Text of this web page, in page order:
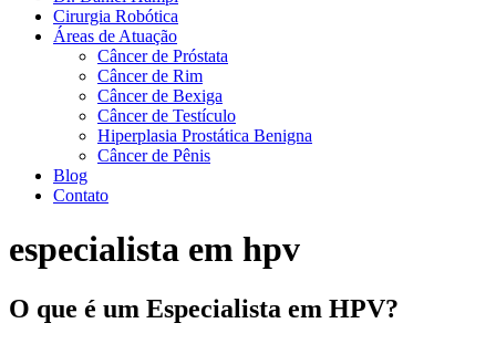
Cirurgia Robótica
Áreas de Atuação
Câncer de Próstata
Câncer de Rim
Câncer de Bexiga
Câncer de Testículo
Hiperplasia Prostática Benigna
Câncer de Pênis
Blog
Contato
especialista em hpv
O que é um Especialista em HPV?